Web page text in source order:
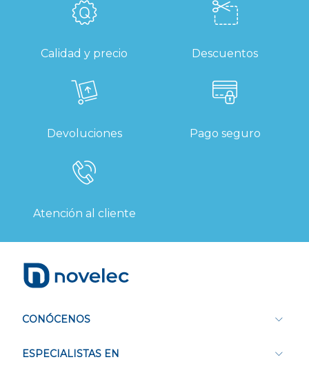
Calidad y precio Descuentos
Devoluciones Pago seguro
Atención al cliente
CONÓCENOS
ESPECIALISTAS EN